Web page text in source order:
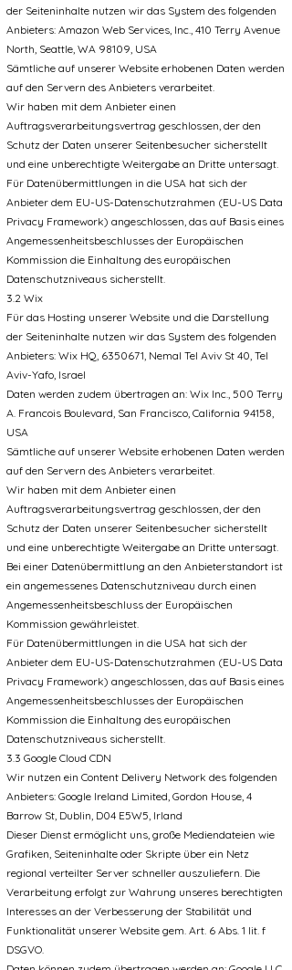
der Seiteninhalte nutzen wir das System des folgenden
Anbieters: Amazon Web Services, Inc., 410 Terry Avenue
North, Seattle, WA 98109, USA
Sämtliche auf unserer Website erhobenen Daten werden
auf den Servern des Anbieters verarbeitet.
Wir haben mit dem Anbieter einen
Auftragsverarbeitungsvertrag geschlossen, der den
Schutz der Daten unserer Seitenbesucher sicherstellt
und eine unberechtigte Weitergabe an Dritte untersagt.
Für Datenübermittlungen in die USA hat sich der
Anbieter dem EU-US-Datenschutzrahmen (EU-US Data
Privacy Framework) angeschlossen, das auf Basis eines
Angemessenheitsbeschlusses der Europäischen
Kommission die Einhaltung des europäischen
Datenschutzniveaus sicherstellt.
3.2 Wix
Für das Hosting unserer Website und die Darstellung
der Seiteninhalte nutzen wir das System des folgenden
Anbieters: Wix HQ, 6350671, Nemal Tel Aviv St 40, Tel
Aviv-Yafo, Israel
Daten werden zudem übertragen an: Wix Inc., 500 Terry
A. Francois Boulevard, San Francisco, California 94158,
USA
Sämtliche auf unserer Website erhobenen Daten werden
auf den Servern des Anbieters verarbeitet.
Wir haben mit dem Anbieter einen
Auftragsverarbeitungsvertrag geschlossen, der den
Schutz der Daten unserer Seitenbesucher sicherstellt
und eine unberechtigte Weitergabe an Dritte untersagt.
Bei einer Datenübermittlung an den Anbieterstandort ist
ein angemessenes Datenschutzniveau durch einen
Angemessenheitsbeschluss der Europäischen
Kommission gewährleistet.
Für Datenübermittlungen in die USA hat sich der
Anbieter dem EU-US-Datenschutzrahmen (EU-US Data
Privacy Framework) angeschlossen, das auf Basis eines
Angemessenheitsbeschlusses der Europäischen
Kommission die Einhaltung des europäischen
Datenschutzniveaus sicherstellt.
3.3 Google Cloud CDN
Wir nutzen ein Content Delivery Network des folgenden
Anbieters: Google Ireland Limited, Gordon House, 4
Barrow St, Dublin, D04 E5W5, Irland
Dieser Dienst ermöglicht uns, große Mediendateien wie
Grafiken, Seiteninhalte oder Skripte über ein Netz
regional verteilter Server schneller auszuliefern. Die
Verarbeitung erfolgt zur Wahrung unseres berechtigten
Interesses an der Verbesserung der Stabilität und
Funktionalität unserer Website gem. Art. 6 Abs. 1 lit. f
DSGVO.